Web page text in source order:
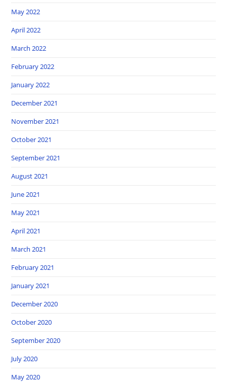
May 2022
April 2022
March 2022
February 2022
January 2022
December 2021
November 2021
October 2021
September 2021
August 2021
June 2021
May 2021
April 2021
March 2021
February 2021
January 2021
December 2020
October 2020
September 2020
July 2020
May 2020